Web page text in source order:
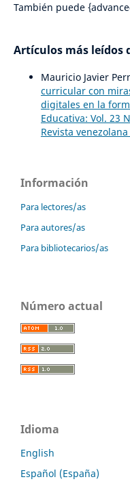
También puede
Artículos más leídos
Mauricio Javier
curricular con
digitales en la
Educativa: Vol. 23
Revista
Información
Para lectores/as
Para autores/as
Para bibliotecarios/as
Número actual
Idioma
English
Español (España)